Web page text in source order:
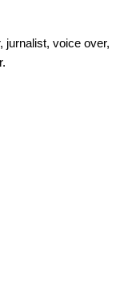
jurnalist, voice over,